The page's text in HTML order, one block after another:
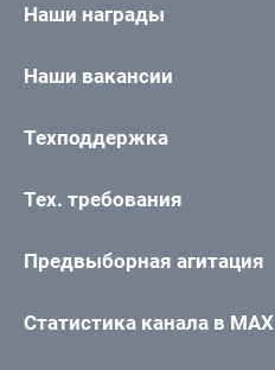
Наши награды
Наши вакансии
Техподдержка
Тех. требования
Предвыборная агитация
Статистика канала в MAX